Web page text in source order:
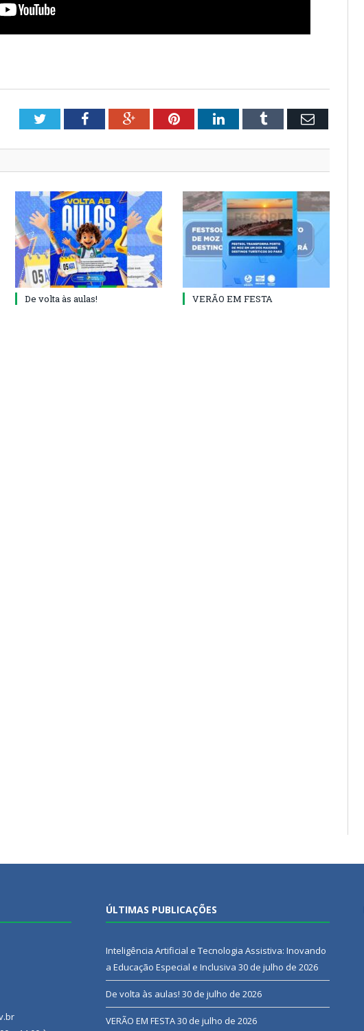
TwitterFacebookGoogle+PinterestLinkedInTumblr Email
De volta às aulas! VERÃO EM FESTA
ÚLTIMAS PUBLICAÇÕES
Inteligência Artificial e Tecnologia Assistiva: Inovando
a Educação Especial e Inclusiva 30 de julho de 2026
De volta às aulas! 30 de julho de 2026
VERÃO EM FESTA30 de julho de 2026